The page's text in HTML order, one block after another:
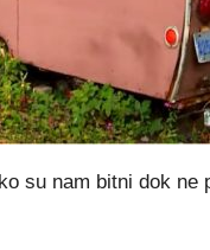
su nam bitni dok ne